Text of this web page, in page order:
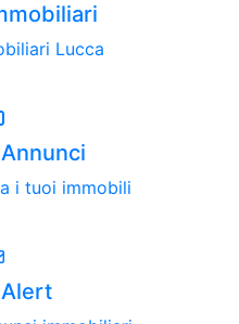
Lucca
i tuoi immobili